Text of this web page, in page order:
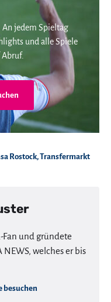
An jedem Spieltag
und alle Spiele
Rostock,Transfermarkt
Fan und gründete
welches er bis
besuchen